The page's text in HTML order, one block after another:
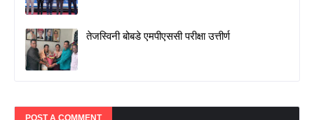
तेजस्विनी बोबडे एमपीएससी परीक्षा उत्तीर्ण
POST A COMMENT